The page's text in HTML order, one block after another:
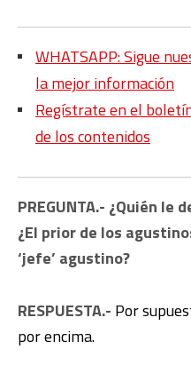
WHATSAPP: Sigue
la mejor información
Regístrate en el
de los contenidos
PREGUNTA.- ¿Quién le
¿El prior de los
‘jefe’ agustino?
RESPUESTA.- Por
por encima.